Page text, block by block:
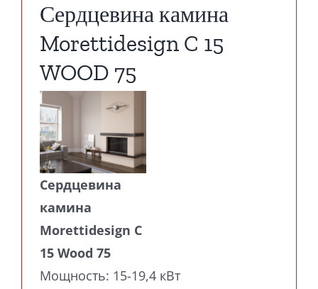
Сердцевина камина
Morettidesign C 15
WOOD 75
Сердцевина
камина
Morettidesign C
15 Wood 75
Мощность: 15-19,4 кВт